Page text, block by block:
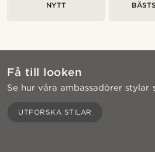
NYTT
Få till looken
Se hur våra ambassadörer
UTFORSKA STILAR